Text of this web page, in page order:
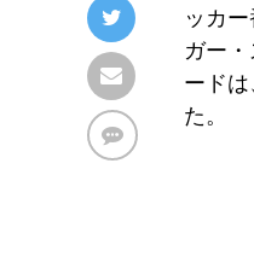
ッカ
ガー
ード
た。